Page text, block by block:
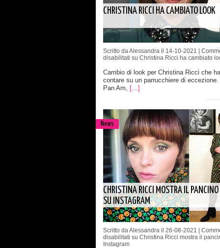
CHRISTINA RICCI HA CAMBIATO LOOK
Scritto da Alessandra il 14-10-2021 |
disabilitati su Christina Ricci ha cambiato
Cambio di look per Christina Ricci che
contare su un parrucchiere di
Pan Am, […]
News
CHRISTINA RICCI MOSTRA IL PANCINO
SU INSTAGRAM
Scritto da Alessandra il 26-08-2021 |
disabilitati su Christina Ricci mostra il
Instagram